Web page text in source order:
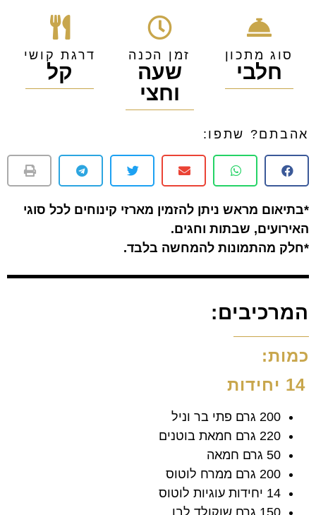
סוג מתכון
חלבי
זמן הכנה
שעה
וחצי
דרגת קושי
קל
אהבתם? שתפו:
*בתיאום מראש ניתן להזמין מארזי קינוחים לכל סוגי
האירועים, שבתות וחגים.
*חלק מהתמונות להמחשה בלבד.
המרכיבים:
כמות:
14 יחידות
200 גרם פתי בר וניל
220 גרם חמאת בוטנים
50 גרם חמאה
200 גרם ממרח לוטוס
14 יחידות עוגיות לוטוס